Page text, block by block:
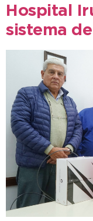
Hospital
sistema